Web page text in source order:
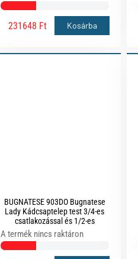
231648 Ft Kosárba
BUGNATESE 903DO Bugnatese
Lady Kádcsaptelep test 3/4-es
csatlakozással és 1/2-es
csatlakozással arany színben
A termék nincs raktáron